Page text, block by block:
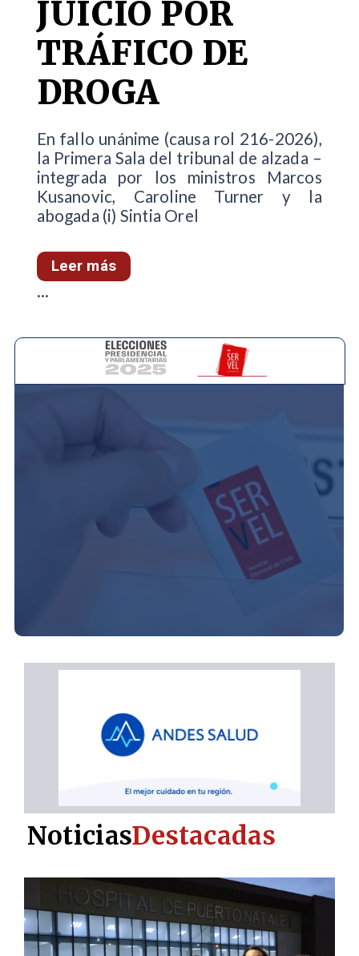
JUICIO POR
TRÁFICO DE
DROGA
En fallo unánime (causa rol 216-2026),
la Primera Sala del tribunal de alzada –
integrada por los ministros Marcos
Kusanovic, Caroline Turner y la
abogada (i) Sintia Orel
Leer más
...
NoticiasDestacadas